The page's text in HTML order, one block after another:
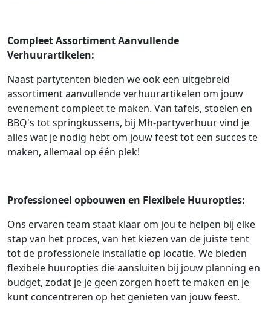
Compleet Assortiment Aanvullende
Verhuurartikelen:
Naast partytenten bieden we ook een uitgebreid
assortiment aanvullende verhuurartikelen om jouw
evenement compleet te maken. Van tafels, stoelen en
BBQ's tot springkussens, bij Mh-partyverhuur vind je
alles wat je nodig hebt om jouw feest tot een succes te
maken, allemaal op één plek!
Professioneel opbouwen en Flexibele Huuropties:
Ons ervaren team staat klaar om jou te helpen bij elke
stap van het proces, van het kiezen van de juiste tent
tot de professionele installatie op locatie. We bieden
flexibele huuropties die aansluiten bij jouw planning en
budget, zodat je je geen zorgen hoeft te maken en je
kunt concentreren op het genieten van jouw feest.